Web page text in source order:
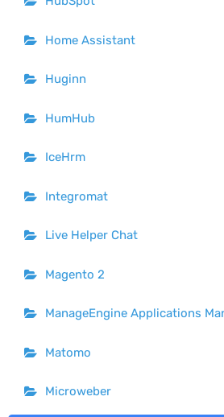
Home Assistant
Huginn
HumHub
IceHrm
Integromat
Live Helper Chat
Magento 2
ManageEngine Applications
Matomo
Microweber